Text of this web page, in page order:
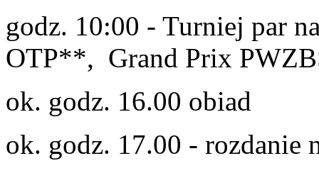
godz. 10:00 - Turniej par
OTP**, Grand Prix
ok. godz. 16.00 obiad
ok. godz. 17.00 - rozdanie